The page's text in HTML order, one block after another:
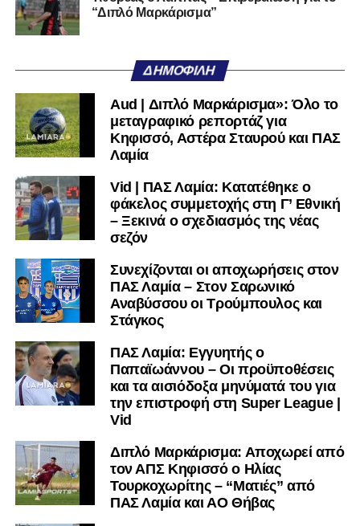
“Διπλό Μαρκάρισμα”
ΔΗΜΟΦΙΛΉ
Aud | Διπλό Μαρκάρισμα»: Όλο το
μεταγραφικό ρεπορτάζ για
Κηφισσό, Αστέρα Σταυρού και ΠΑΣ
Λαμία
Vid | ΠΑΣ Λαμία: Κατατέθηκε ο
φάκελος συμμετοχής στη Γ’ Εθνική
– Ξεκινά ο σχεδιασμός της νέας
σεζόν
Συνεχίζονται οι αποχωρήσεις στον
ΠΑΣ Λαμία – Στον Σαρωνικό
Αναβύσσου οι Τρούμπουλος και
Στάγκος
ΠΑΣ Λαμία: Εγγυητής ο
Παπαϊωάννου – Οι προϋποθέσεις
και τα αισιόδοξα μηνύματά του για
την επιστροφή στη Super League |
Vid
Διπλό Μαρκάρισμα: Αποχωρεί από
τον ΑΠΣ Κηφισσό ο Ηλίας
Τουρκοχωρίτης – “Ματιές” από
ΠΑΣ Λαμία και ΑΟ Θήβας